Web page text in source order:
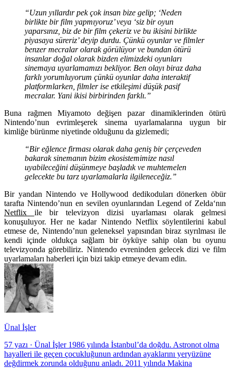
“Uzun yıllardır pek çok insan bize gelip; ‘Neden
birlikte bir film yapmıyoruz’ veya ‘siz bir oyun
yaparsınız, biz de bir film çekeriz ve bu ikisini birlikte
piyasaya süreriz’ deyip durdu. Çünkü oyunlar ve filmler
benzer mecralar olarak görülüyor ve bundan ötürü
insanlar doğal olarak bizden elimizdeki oyunları
sinemaya uyarlamamızı bekliyor. Ben olayı biraz daha
farklı yorumluyorum çünkü oyunlar daha interaktif
platformlarken, filmler ise etkileşimi düşük pasif
mecralar. Yani ikisi birbirinden farklı.”
Buna rağmen Miyamoto değişen pazar dinamiklerinden ötürü
Nintendo’nun evrimleşerek sinema uyarlamalarına uygun bir
kimliğe bürünme niyetinde olduğunu da gizlemedi;
“Bir eğlence firması olarak daha geniş bir çerçeveden
bakarak sinemanın bizim ekosistemimize nasıl
uyabileceğini düşünmeye başladık ve muhtemelen
gelecekte bu tarz uyarlamalarla ilgileneceğiz.”
Bir yandan Nintendo ve Hollywood dedikoduları dönerken öbür
tarafta Nintendo’nun en sevilen oyunlarındanLegend of Zelda‘nın
Netflix
ile bir televizyon dizisi uyarlaması olarak gelmesi
konuşuluyor. Her ne kadar Nintendo Netflix söylentilerini kabul
etmese de, Nintendo’nun geleneksel yapısından biraz sıyrılması ile
kendi içinde oldukça sağlam bir öyküye sahip olan bu oyunu
televizyonda görebiliriz. Nintendo evreninden gelecek dizi ve film
uyarlamaları haberleri için bizi takip etmeye devam edin.
Ünal İşler
57 yazı · Ünal İşler 1986 yılında İstanbul’da doğdu. Astronot olma
hayalleri ile geçen çocukluğunun ardından ayaklarını yeryüzüne
değdirmek zorunda olduğunu anladı. 2011 yılında Makina